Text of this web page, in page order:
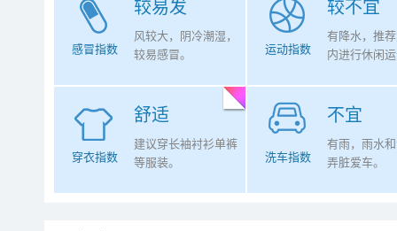
较易发
感冒指数
风较大，阴冷潮湿，
较易感冒。
较不宜
运动指数
有降水，推
内进行休闲
舒适
穿衣指数
建议穿长袖衬衫单裤
等服装。
不宜
洗车指数
有雨，雨水
弄脏爱车。